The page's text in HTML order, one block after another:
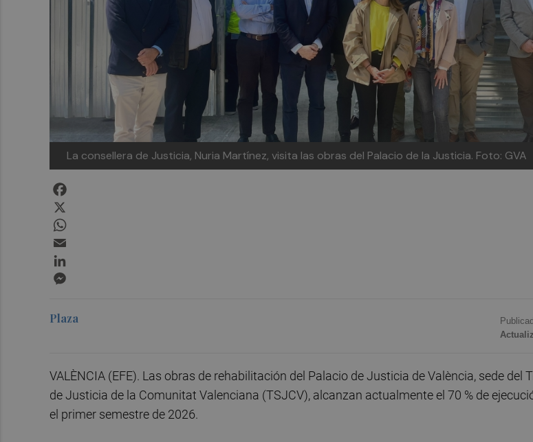
La consellera de Justicia, Nuria Martínez, visita las obras del Palacio de la Justicia. Foto: GVA
Plaza
VALÈNCIA (EFE). Las obras de rehabilitación del Palacio de Justicia de València, sede del
de Justicia de la Comunitat Valenciana (TSJCV), alcanzan actualmente el 70 % de
el primer semestre de 2026.